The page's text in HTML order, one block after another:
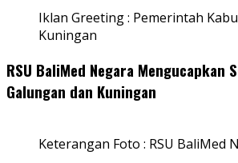
Iklan Greeting : Pemerintah
Kuningan
RSU BaliMed Negara Mengucapkan
Galungan dan Kuningan
Keterangan Foto : RSU BaliMed